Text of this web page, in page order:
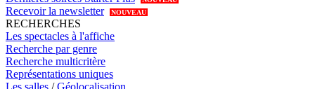
Recevoir la newsletter NOUVEAU
RECHERCHES
Les spectacles à l'affiche
Recherche par genre
Recherche multicritère
Représentations uniques